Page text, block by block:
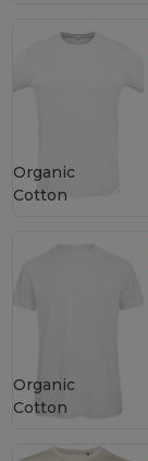
Organic
Cotton
Organic
Cotton